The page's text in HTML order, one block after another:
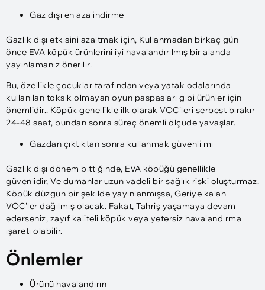
Gaz dışı en aza indirme
Gazlık dışı etkisini azaltmak için, Kullanmadan birkaç gün
önce EVA köpük ürünlerini iyi havalandırılmış bir alanda
yayınlamanız önerilir.
Bu, özellikle çocuklar tarafından veya yatak odalarında
kullanılan toksik olmayan oyun paspasları gibi ürünler için
önemlidir.. Köpük genellikle ilk olarak VOC'leri serbest bırakır
24-48 saat, bundan sonra süreç önemli ölçüde yavaşlar.
Gazdan çıktıktan sonra kullanmak güvenli mi
Gazlık dışı dönem bittiğinde, EVA köpüğü genellikle
güvenlidir, Ve dumanlar uzun vadeli bir sağlık riski oluşturmaz.
Köpük düzgün bir şekilde yayınlanmışsa, Geriye kalan
VOC'ler dağılmış olacak. Fakat, Tahriş yaşamaya devam
ederseniz, zayıf kaliteli köpük veya yetersiz havalandırma
işareti olabilir.
Önlemler
Ürünü havalandırın